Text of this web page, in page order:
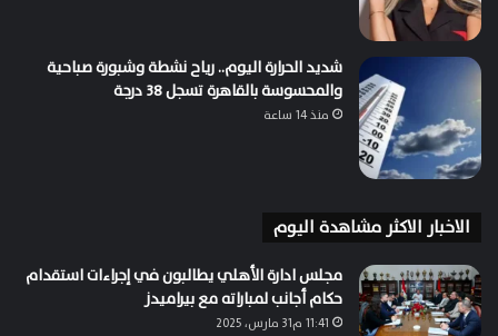
شديد الحرارة اليوم.. رياح نشطة وشبورة صباحية
والمحسوسة بالقاهرة تسجل 38 درجة
منذ 14 ساعة
الاخبار الاكثر مشاهدة اليوم
مجلس ادارة الأهلي يطالبون في إجراءات استقدام
حكام أجانب لمباراته مع بيراميدز
11:41 م31 مارس، 2025